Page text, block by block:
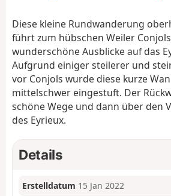
Diese kleine Rundwanderung
führt zum hübschen Weiler
wunderschöne Ausblicke auf das
Aufgrund einiger steilerer und
vor Conjols wurde diese kurze
mittelschwer eingestuft. Der
schöne Wege und dann über den
des Eyrieux.
Details
Erstelldatum 15 Jan 2022